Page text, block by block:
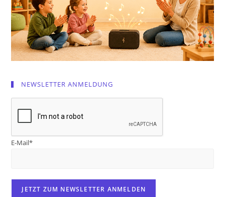
NEWSLETTER ANMELDUNG
E-Mail*